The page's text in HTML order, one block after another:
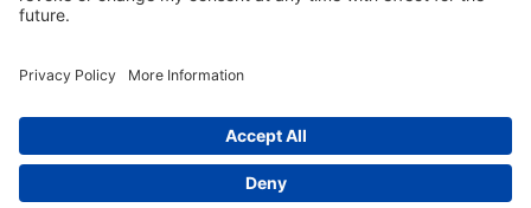
Stabilitate datorată celor 4 nituri de
precizie din alamă
despre noi|Protejarea datelor